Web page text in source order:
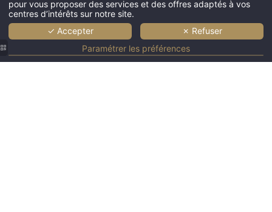
Professionnels
pour vous proposer des services et des offres adaptés à vos
centres d’intérêts sur notre site.
✓ Accepter
✗ Refuser
Paramétrer les préférences